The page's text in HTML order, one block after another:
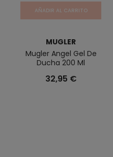
AÑADIR AL CARRITO
MUGLER
Mugler Angel Gel De
Ducha 200 Ml
32,95 €